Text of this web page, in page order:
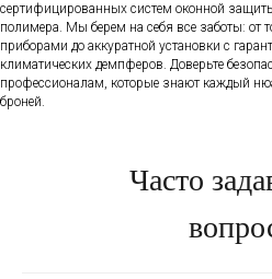
сертифицированных систем оконной
полимера. Мы берем на себя все заботы: от
приборами до аккуратной установки с
климатических демпферов. Доверьте
профессионалам, которые знают каждый
броней.
Часто